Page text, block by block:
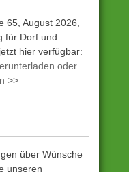
65, August 2026,
für Dorf und
hier verfügbar:
oder
>>
über Wünsche
unseren